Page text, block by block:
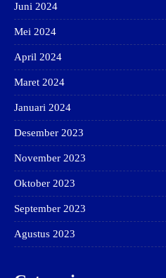
Juni 2024
Mei 2024
April 2024
Maret 2024
Januari 2024
Desember 2023
November 2023
Oktober 2023
September 2023
Agustus 2023